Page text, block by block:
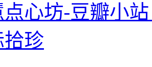
点心坊-豆瓣小
拾珍